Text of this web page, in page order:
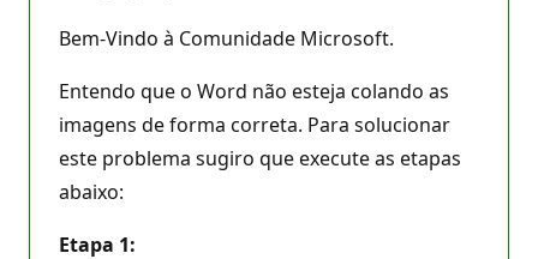
Bem-Vindo à Comunidade Microsoft.
Entendo que o Word não esteja colando as
imagens de forma correta. Para solucionar
este problema sugiro que execute as etapas
abaixo:
Etapa 1: